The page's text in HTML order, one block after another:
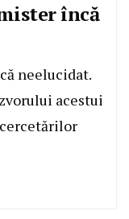
încă
neelucidat.
acestui